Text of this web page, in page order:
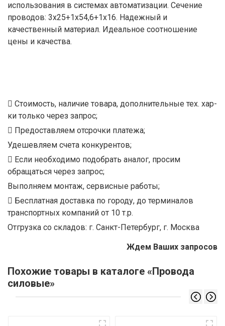
использования в системах автоматизации. Сечение
проводов: 3х25+1х54,6+1х16. Надежный и
качественный материал. Идеальное соотношение
цены и качества.
Стоимость, наличие товара, дополнительные тех. хар-
ки только через запрос;
Предоставляем отсрочки платежа;
Удешевляем счета конкурентов;
Если необходимо подобрать аналог, просим
обращаться через запрос;
Выполняем монтаж, сервисные работы;
Бесплатная доставка по городу, до терминалов
транспортных компаний от 10 т.р.
Отгрузка со складов: г. Санкт-Петербург, г. Москва
Ждем Ваших запросов
Похожие товары в каталоге «Провода
силовые»